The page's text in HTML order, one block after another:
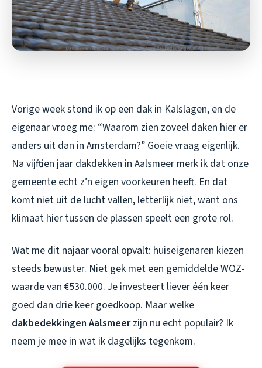
Vorige week stond ik op een dak in Kalslagen, en de
eigenaar vroeg me: “Waarom zien zoveel daken hier er
anders uit dan in Amsterdam?” Goeie vraag eigenlijk.
Na vijftien jaar dakdekken in Aalsmeer merk ik dat onze
gemeente echt z’n eigen voorkeuren heeft. En dat
komt niet uit de lucht vallen, letterlijk niet, want ons
klimaat hier tussen de plassen speelt een grote rol.
Wat me dit najaar vooral opvalt: huiseigenaren kiezen
steeds bewuster. Niet gek met een gemiddelde WOZ-
waarde van €530.000. Je investeert liever één keer
goed dan drie keer goedkoop. Maar welke
dakbedekkingen Aalsmeerzijn nu echt populair? Ik
neem je mee in wat ik dagelijks tegenkom.